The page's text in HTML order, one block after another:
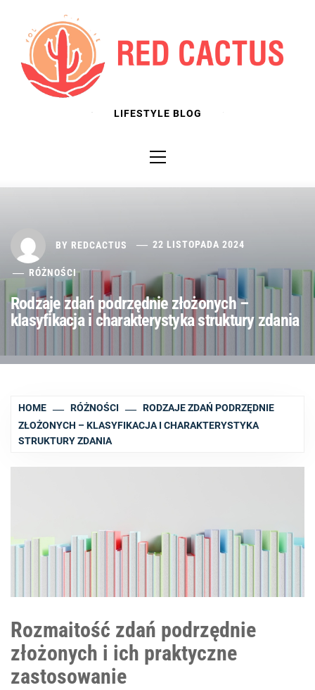
content
LIFESTYLE BLOG
Menu
BY REDCACTUS 22 LISTOPADA 2024
RÓŻNOŚCI
Rodzaje zdań podrzędnie złożonych –
klasyfikacja i charakterystyka struktury zdania
HOME RÓŻNOŚCI
RODZAJE ZDAŃ PODRZĘDNIE
ZŁOŻONYCH – KLASYFIKACJA I CHARAKTERYSTYKA
STRUKTURY ZDANIA
Rozmaitość zdań podrzędnie
złożonych i ich praktyczne
zastosowanie